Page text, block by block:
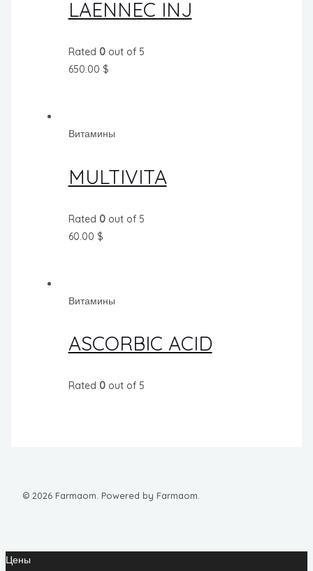
LAENNEC INJ
Rated 0out of 5
650.00 $
Витамины
MULTIVITA
Rated 0out of 5
60.00 $
Витамины
ASCORBIC ACID
Rated 0out of 5
© 2026 Farmaom. Powered by Farmaom.
Цены